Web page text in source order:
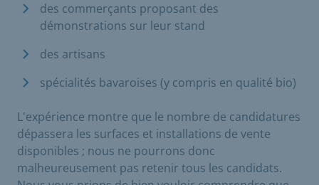
des commerçants proposant des
démonstrations sur leur stand
des artisans
spécialités bavaroises (y compris en qualité bio)
L'expérience montre que le nombre de candidatures
dépassera les surfaces et installations de vente
disponibles ; nous ne pourrons donc
malheureusement pas retenir tous les candidats.